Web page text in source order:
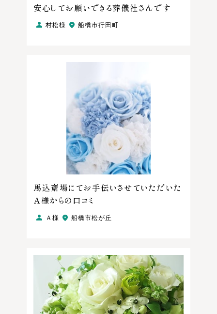
安心してお願いできる葬儀社さんです
村松様 船橋市行田町
馬込斎場にてお手伝いさせていただいた
Ａ様からの口コミ
Ａ様 船橋市松が丘